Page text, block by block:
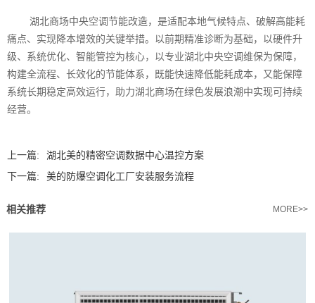
湖北商场中央空调节能改造，是适配本地气候特点、破解高能耗
痛点、实现降本增效的关键举措。以前期精准诊断为基础，以硬件升
级、系统优化、智能管控为核心，以专业湖北中央空调维保为保障，
构建全流程、长效化的节能体系，既能快速降低能耗成本，又能保障
系统长期稳定高效运行，助力湖北商场在绿色发展浪潮中实现可持续
经营。‍
上一篇:
湖北美的精密空调数据中心温控方案
下一篇:
美的防爆空调化工厂安装服务流程
相关推荐 MORE>>